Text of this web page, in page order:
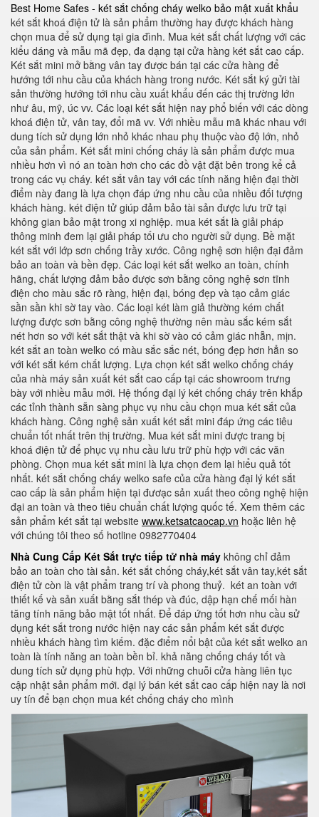
Best Home Safes - két sắt chống cháy welko bảo mật xuất khẩu
két sắt khoá điện tử là sản phẩm thường hay được khách hàng
chọn mua để sử dụng tại gia đình. Mua két sắt chất lượng với các
kiểu dáng và mẫu mã đẹp, đa dạng tại cửa hàng két sắt cao cấp.
Két sắt mini mở bằng vân tay được bán tại các cửa hàng để
hướng tới nhu cầu của khách hàng trong nước. Két sắt ký gửi tài
sản thường hướng tới nhu cầu xuất khẩu đến các thị trường lớn
như âu, mỹ, úc vv. Các loại két sắt hiện nay phổ biến với các dòng
khoá điện tử, vân tay, đổi mã vv. Với nhiều mẫu mã khác nhau với
dung tích sử dụng lớn nhỏ khác nhau phụ thuộc vào độ lớn, nhỏ
của sản phẩm. Két sắt mini chống cháy là sản phẩm được mua
nhiều hơn vì nó an toàn hơn cho các đồ vật đặt bên trong kể cả
trong các vụ cháy. két sắt vân tay với các tính năng hiện đại thời
điểm này đang là lựa chọn đáp ứng nhu cầu của nhiều đối tượng
khách hàng. két điện tử giúp đảm bảo tài sản được lưu trữ tại
không gian bảo mật trong xi nghiệp. mua két sắt là giải pháp
thông minh đem lại giải pháp tối ưu cho người sử dụng. Bề mặt
két sắt với lớp sơn chống trầy xước. Công nghệ sơn hiện đại đảm
bảo an toàn và bền đẹp. Các loại két sắt welko an toàn, chính
hãng, chất lượng đảm bảo được sơn bằng công nghệ sơn tĩnh
điện cho màu sắc rõ ràng, hiện đại, bóng đẹp và tạo cảm giác
sần sần khi sờ tay vào. Các loại két làm giả thường kém chất
lượng được sơn bằng công nghệ thường nên màu sắc kém sắt
nét hơn so với két sắt thật và khi sờ vào có cảm giác nhẵn, mịn.
két sắt an toàn welko có màu sắc sắc nét, bóng đẹp hơn hẳn so
với két sắt kém chất lượng. Lựa chọn két sắt welko chống cháy
của nhà máy sản xuất két sắt cao cấp tại các showroom trưng
bày với nhiều mẫu mới. Hệ thống đại lý két chống cháy trên khắp
các tỉnh thành sẵn sàng phục vụ nhu cầu chọn mua két sắt của
khách hàng. Công nghệ sản xuất két sắt mini đáp ứng các tiêu
chuẩn tốt nhất trên thị trường. Mua két sắt mini được trang bị
khoá điện tử để phục vụ nhu cầu lưu trữ phù hợp với các văn
phòng. Chọn mua két sắt mini là lựa chọn đem lại hiểu quả tốt
nhất. két sắt chống cháy welko safe của cửa hàng đại lý két sắt
cao cấp là sản phẩm hiện tại đươạc sản xuất theo công nghệ hiện
đại an toàn và theo tiêu chuẩn chất lượng quốc tế. Xem thêm các
sản phẩm két sắt tại website www.ketsatcaocap.vn hoặc liên hệ
với chúng tôi theo số hotline 0982770404
Nhà Cung Cấp Két Sắt trực tiếp tử nhà máy không chỉ đảm
bảo an toàn cho tài sản. két sắt chống cháy,két sắt vân tay,két sắt
điện tử còn là vật phẩm trang trí và phong thuỷ. két an toàn với
thiết kế và sản xuất bằng sắt thép và đúc, dập hạn chế mối hàn
tăng tính năng bảo mật tốt nhất. Để đáp ứng tốt hơn nhu cầu sử
dụng két sắt trong nước hiện nay các sản phẩm két sắt được
nhiều khách hàng tìm kiếm. đặc điểm nổi bật của két sắt welko an
toàn là tính năng an toàn bền bỉ. khả năng chống cháy tốt và
dung tích sử dụng phù hợp. Với những chuỗi cửa hàng liên tục
cập nhật sản phẩm mới. đại lý bán két sắt cao cấp hiện nay là nơi
uy tín để bạn chọn mua két chống cháy cho mình